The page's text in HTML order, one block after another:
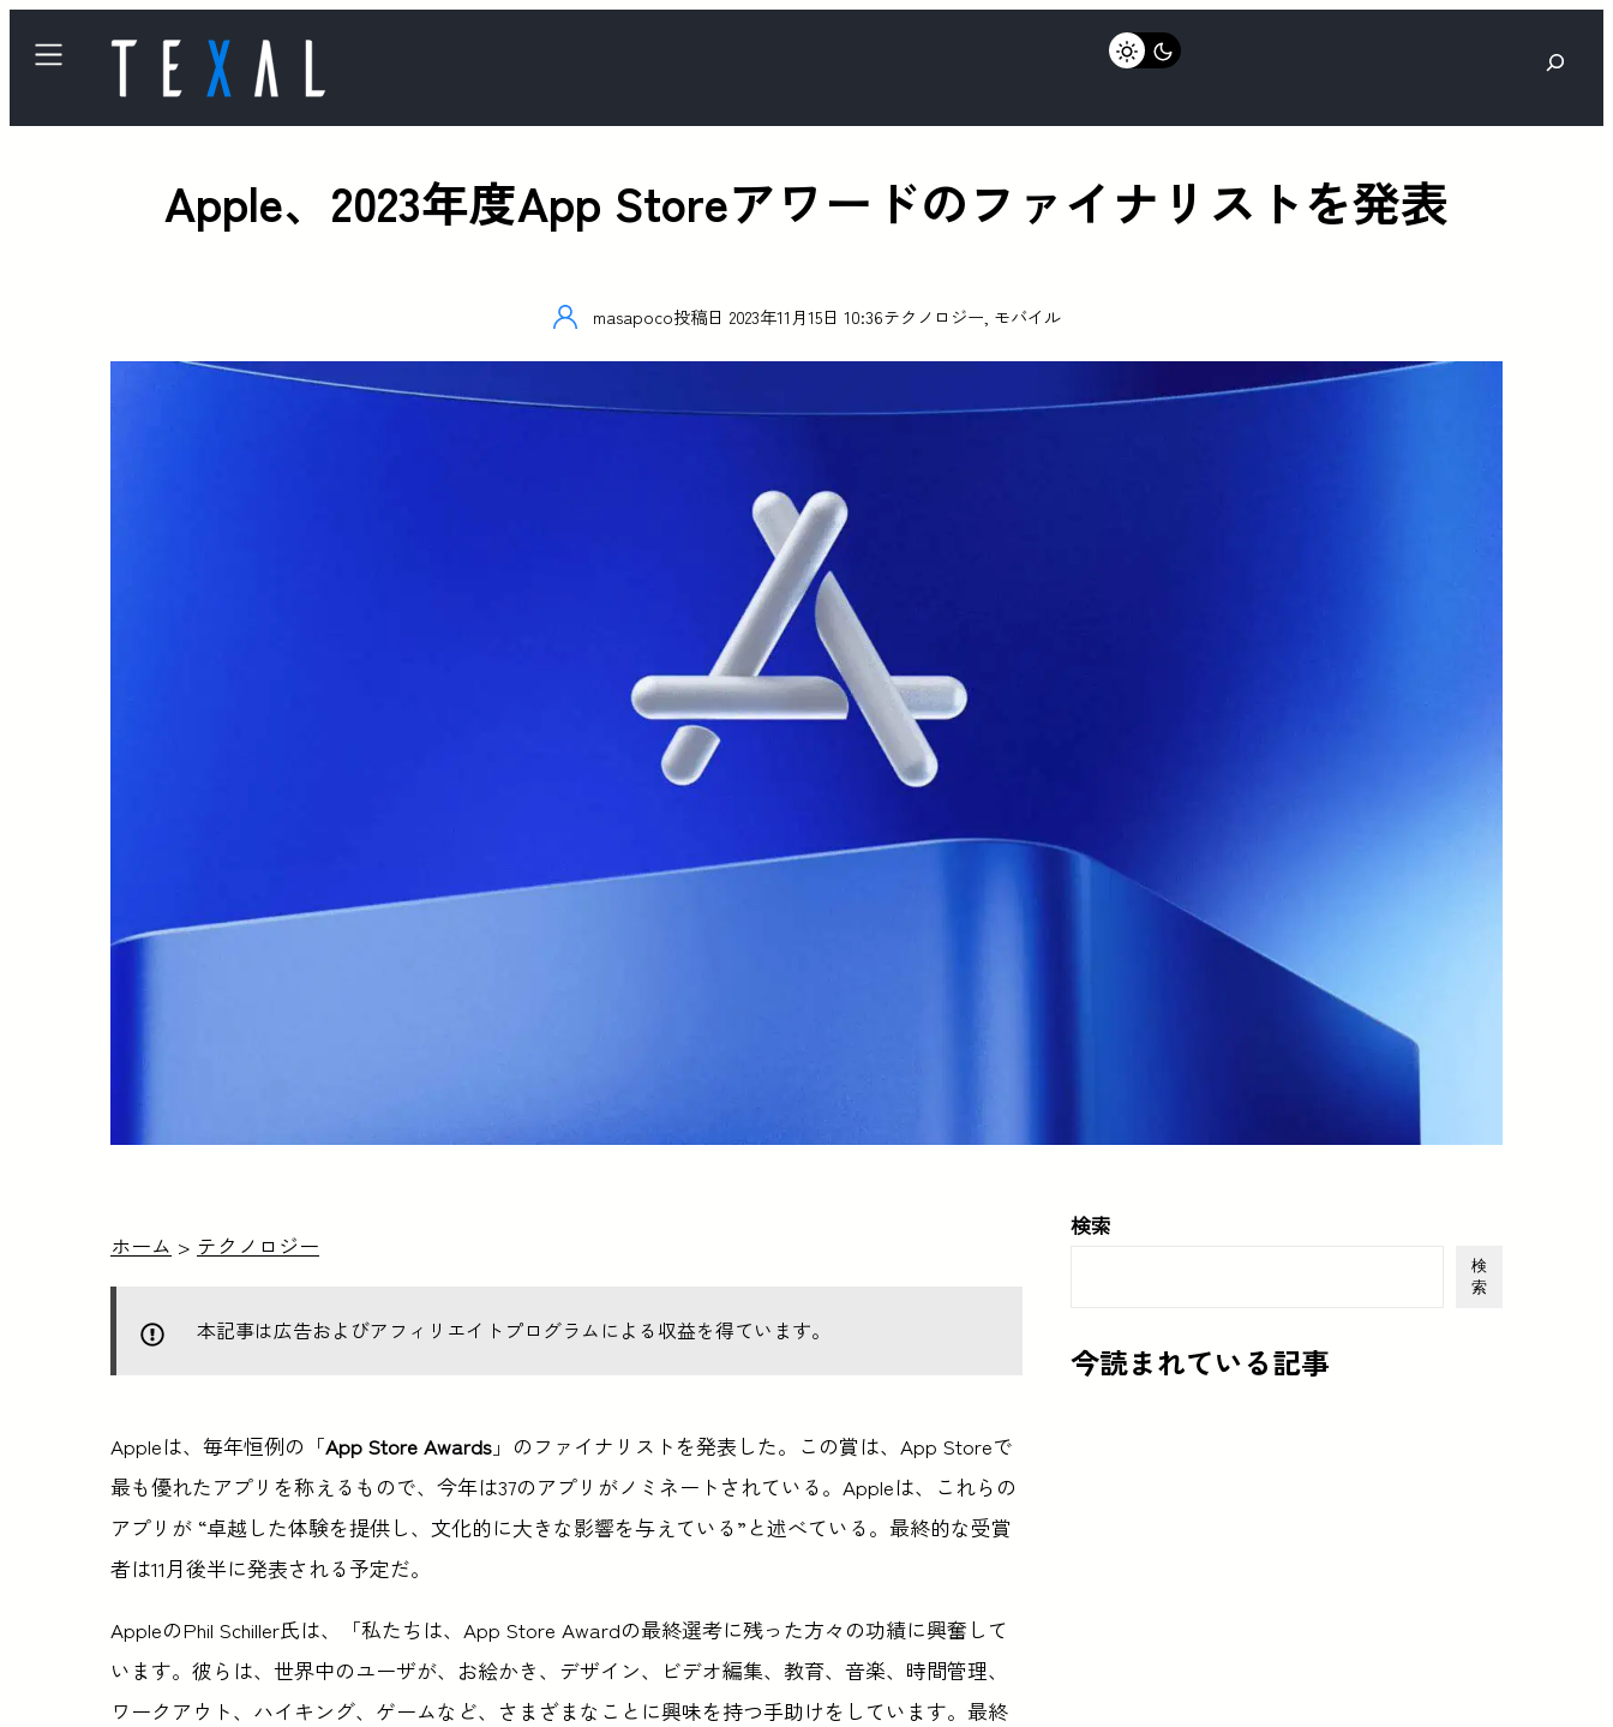
検
Apple、2023年度App Storeアワードのファイナリストを発表
masapoco投稿日 2023年11月15日 10:36テクノロジー, モバイル
ホーム > テクノロジー
本記事は広告およびアフィリエイトプログラムによる収益を得ています。
Appleは、毎年恒例の「App Store Awards 」のファイナリストを発表した。この賞は、App Storeで
最も優れたアプリを称えるもので、今年は37のアプリがノミネートされている。Appleは、これらの
アプリが “卓越した体験を提供し、文化的に大きな影響を与えている”と述べている。最終的な受賞
者は11月後半に発表される予定だ。
AppleのPhil Schiller氏は、「私たちは、App Store Awardの最終選考に残った方々の功績に興奮して
います。彼らは、世界中のユーザが、お絵かき、デザイン、ビデオ編集、教育、音楽、時間管理、
ワークアウト、ハイキング、ゲームなど、さまざまなことに興味を持つ手助けをしています。最終
検索
検
索
今読まれている記事